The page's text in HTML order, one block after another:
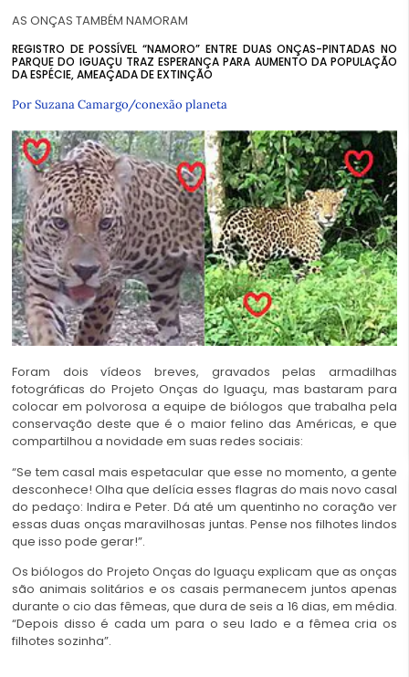
AS ONÇAS TAMBÉM NAMORAM
REGISTRO DE POSSÍVEL “NAMORO” ENTRE DUAS ONÇAS-PINTADAS NO
PARQUE DO IGUAÇU TRAZ ESPERANÇA PARA AUMENTO DA POPULAÇÃO
DA ESPÉCIE, AMEAÇADA DE EXTINÇÃO
Por Suzana Camargo/conexão planeta
Foram dois vídeos breves, gravados pelas armadilhas
fotográficas do Projeto Onças do Iguaçu, mas bastaram para
colocar em polvorosa a equipe de biólogos que trabalha pela
conservação deste que é o maior felino das Américas, e que
compartilhou a novidade em suas redes sociais:
“Se tem casal mais espetacular que esse no momento, a gente
desconhece! Olha que delícia esses flagras do mais novo casal
do pedaço: Indira e Peter. Dá até um quentinho no coração ver
essas duas onças maravilhosas juntas. Pense nos filhotes lindos
que isso pode gerar!”.
Os biólogos do Projeto Onças do Iguaçu explicam que as onças
são animais solitários e os casais permanecem juntos apenas
durante o cio das fêmeas, que dura de seis a 16 dias, em média.
“Depois disso é cada um para o seu lado e a fêmea cria os
filhotes sozinha”.